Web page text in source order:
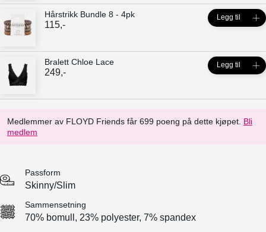
Medlemmer av FLOYD Friends får 699 poeng på dette kjøpet. Bli
medlem
Hårstrikk Bundle 8 - 4pk
115,-
Legg til
Bralett Chloe Lace
249,-
Legg til
Passform
Skinny/Slim
Sammensetning
70% bomull, 23% polyester, 7% spandex